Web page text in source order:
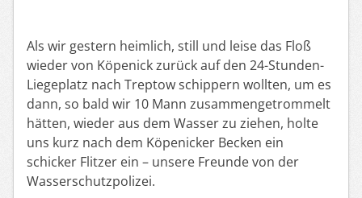
Als wir gestern heimlich, still und leise das Floß
wieder von Köpenick zurück auf den 24-Stunden-
Liegeplatz nach Treptow schippern wollten, um es
dann, so bald wir 10 Mann zusammengetrommelt
hätten, wieder aus dem Wasser zu ziehen, holte
uns kurz nach dem Köpenicker Becken ein
schicker Flitzer ein – unsere Freunde von der
Wasserschutzpolizei.